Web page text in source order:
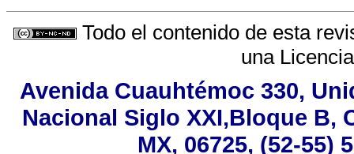
Todo el contenido de esta
una
Avenida Cuauhtémoc 330,
Nacional Siglo XXI,Bloque B,
MX, 06725, (52-55)